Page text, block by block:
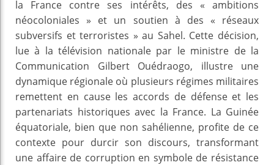
la France contre ses intérêts, des « ambitions
néocoloniales » et un soutien à des « réseaux
subversifs et terroristes » au Sahel. Cette décision,
lue à la télévision nationale par le ministre de la
Communication Gilbert Ouédraogo, illustre une
dynamique régionale où plusieurs régimes militaires
remettent en cause les accords de défense et les
partenariats historiques avec la France. La Guinée
équatoriale, bien que non sahélienne, profite de ce
contexte pour durcir son discours, transformant
une affaire de corruption en symbole de résistance